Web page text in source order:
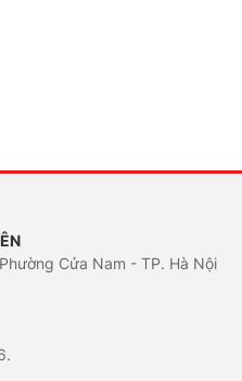
Cửa Nam - TP. Hà Nội